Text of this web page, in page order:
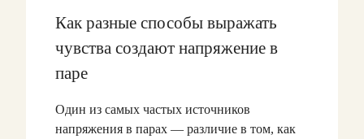
Как разные способы выражать
чувства создают напряжение в
паре
Один из самых частых источников
напряжения в парах — различие в том, как